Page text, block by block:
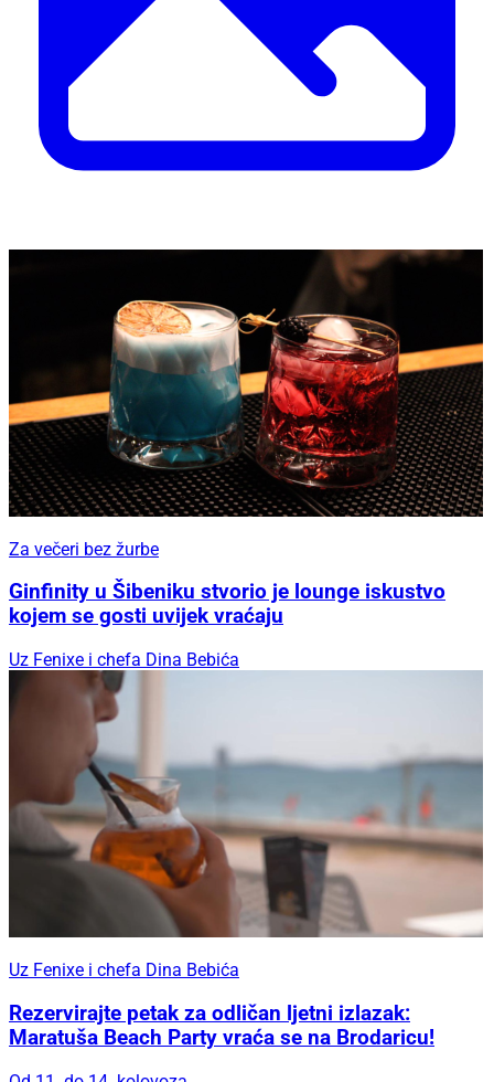
Za večeri bez žurbe
Ginfinity u Šibeniku stvorio je lounge iskustvo
kojem se gosti uvijek vraćaju
Uz Fenixe i chefa Dina Bebića
Uz Fenixe i chefa Dina Bebića
Rezervirajte petak za odličan ljetni izlazak:
Maratuša Beach Party vraća se na Brodaricu!